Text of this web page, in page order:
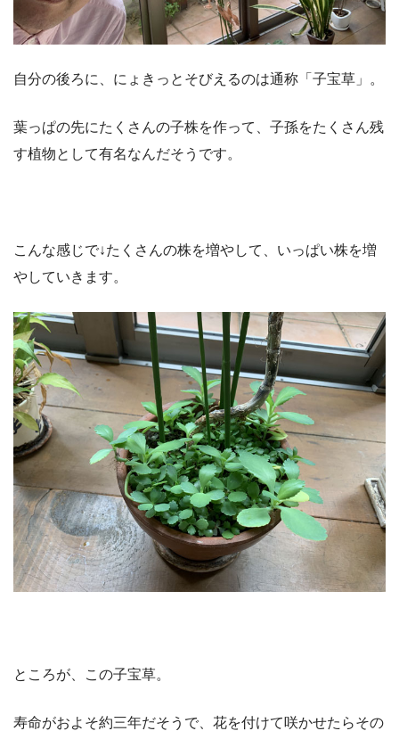
自分の後ろに、にょきっとそびえるのは通称「子宝草」。
葉っぱの先にたくさんの子株を作って、子孫をたくさん残
す植物として有名なんだそうです。
こんな感じで↓たくさんの株を増やして、いっぱい株を増
やしていきます。
ところが、この子宝草。
寿命がおよそ約三年だそうで、花を付けて咲かせたらその